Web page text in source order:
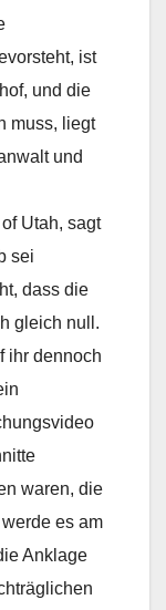
ist
und die
muss, liegt
und
Utah, sagt
sei
dass die
gleich null.
ihr dennoch
waren, die
es am
Anklage